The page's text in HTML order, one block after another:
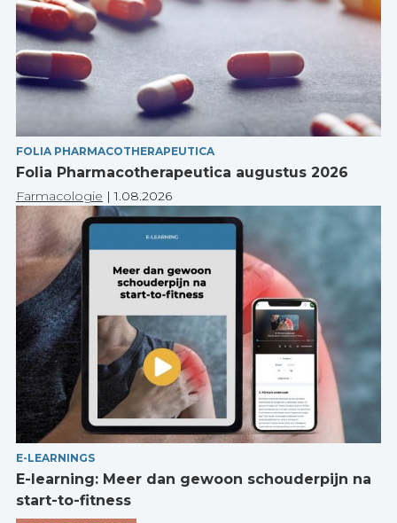
FOLIA PHARMACOTHERAPEUTICA
Folia Pharmacotherapeutica augustus 2026
Farmacologie |1.08.2026
E-LEARNINGS
E-learning: Meer dan gewoon schouderpijn na
start-to-fitness